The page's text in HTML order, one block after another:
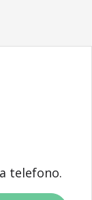
telefono.